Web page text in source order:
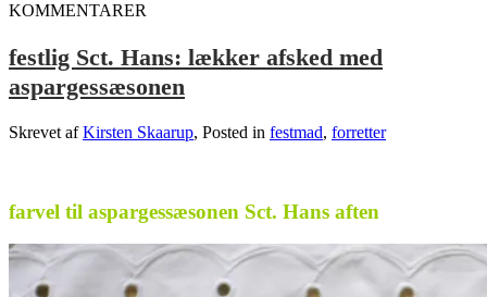
KOMMENTARER
festlig Sct. Hans: lækker afsked med
aspargessæsonen
Skrevet afKirsten Skaarup, Posted in festmad, forretter
farvel til aspargessæsonen Sct. Hans aften